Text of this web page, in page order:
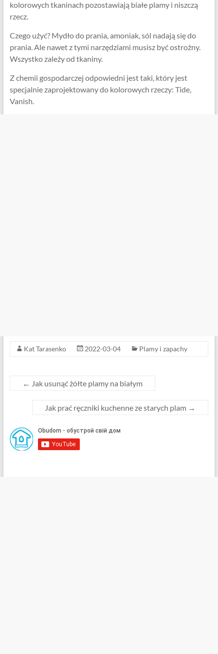
kolorowych tkaninach pozostawiają białe plamy i niszczą
rzecz.
Czego użyć? Mydło do prania, amoniak, sól nadają się do
prania. Ale nawet z tymi narzędziami musisz być ostrożny.
Wszystko zależy od tkaniny.
Z chemii gospodarczej odpowiedni jest taki, który jest
specjalnie zaprojektowany do kolorowych rzeczy: Tide,
Vanish.
Kat Tarasenko 2022-03-04 Plamy i zapachy
← Jak usunąć żółte plamy na białym
Jak prać ręczniki kuchenne ze starych plam →